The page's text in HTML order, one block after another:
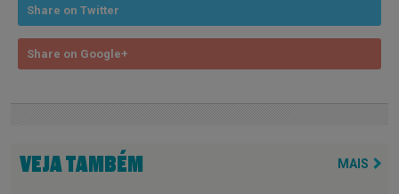
Share on Twitter
Share on Google+
VEJA TAMBÉM MAIS